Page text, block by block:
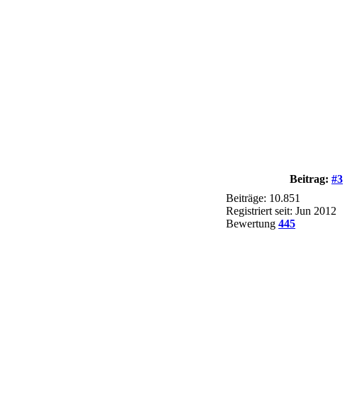
Beitrag: #3
Beiträge: 10.851
Registriert seit: Jun 2012
Bewertung 445